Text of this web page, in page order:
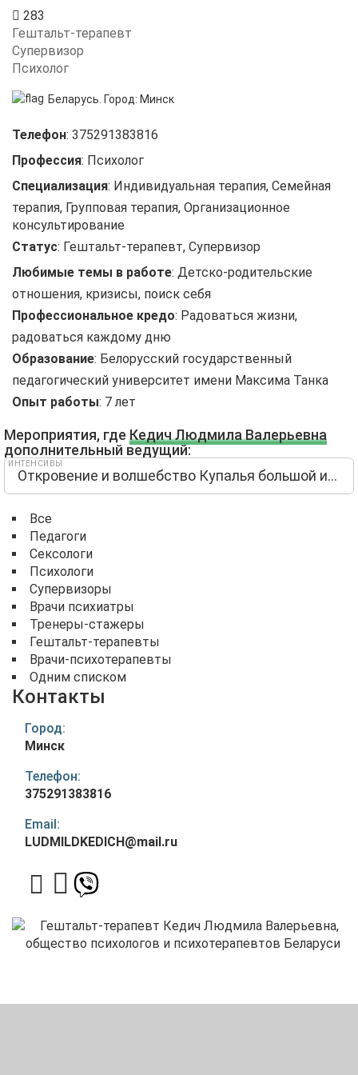
283
Гештальт-терапевт
Супервизор
Психолог
Беларусь. Город: Минск
Телефон: 375291383816
Профессия: Психолог
Специализация: Индивидуальная терапия, Семейная
терапия, Групповая терапия, Организационное
консультирование
Статус: Гештальт-терапевт, Супервизор
Любимые темы в работе: Детско-родительские
отношения, кризисы, поиск себя
Профессиональное кредо: Радоваться жизни,
радоваться каждому дню
Образование: Белорусский государственный
педагогический университет имени Максима Танка
Опыт работы: 7 лет
Мероприятия, где Кедич Людмила Валерьевна
дополнительный ведущий:
Откровение и волшебство Купалья большой интенсив
ИНТЕНСИВЫ
Все
Педагоги
Сексологи
Психологи
Супервизоры
Врачи психиатры
Тренеры-стажеры
Гештальт-терапевты
Врачи-психотерапевты
Одним списком
Контакты
Город:
Минск
Телефон:
375291383816
Email:
LUDMILDKEDICH@mail.ru